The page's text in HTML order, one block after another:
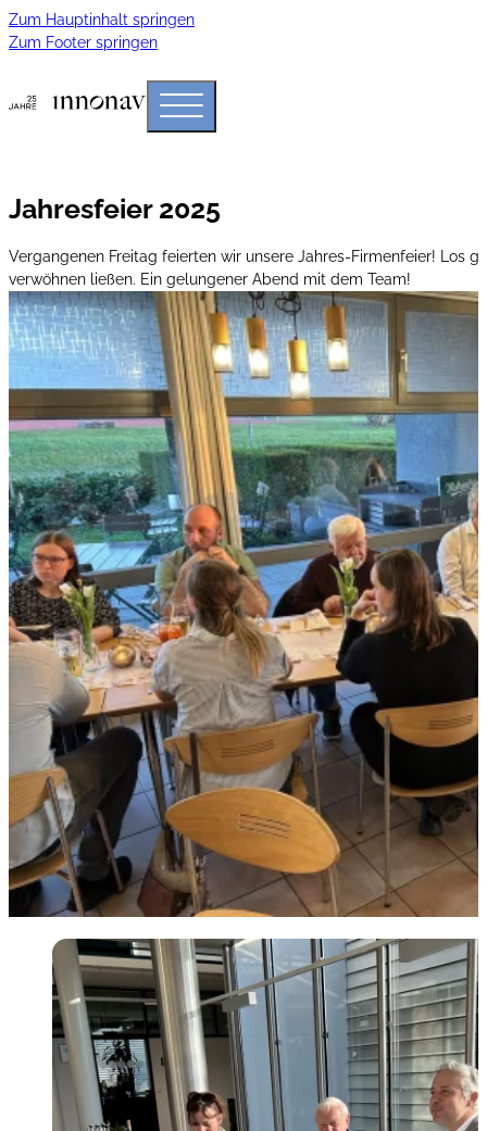
Zum Hauptinhalt springen
Zum Footer springen
Jahresfeier 2025
Vergangenen Freitag feierten wir unsere Jahres-Firmenfeier! Los
verwöhnen ließen. Ein gelungener Abend mit dem Team!